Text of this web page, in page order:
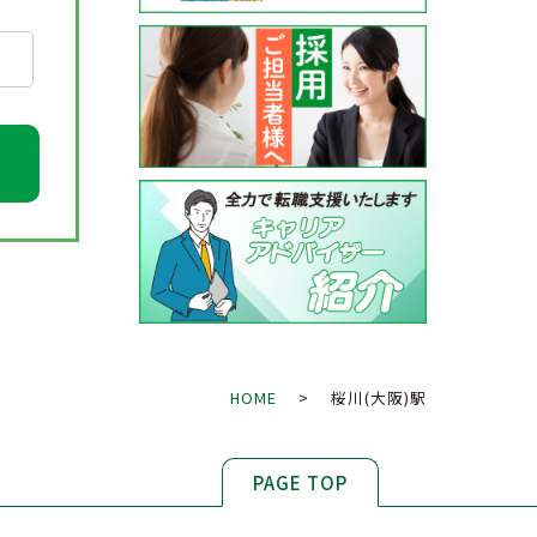
HOME > 桜川(大阪)駅
PAGE TOP